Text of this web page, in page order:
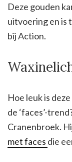
Deze gouden
uitvoering en is
bij Action.
Hoe leuk is
de ‘faces’-
Cranenbroek.
met faces die